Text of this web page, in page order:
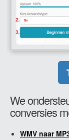
We
conversies
WMV naar